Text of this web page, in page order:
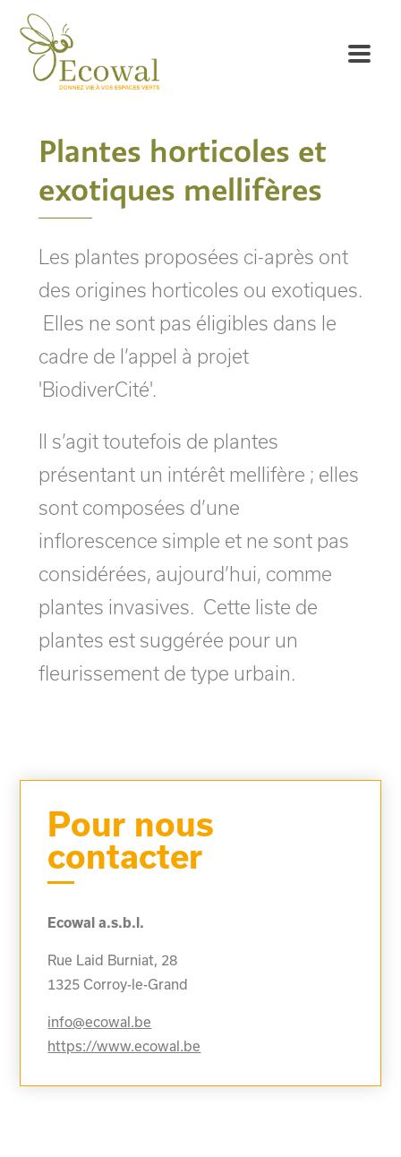
Plantes horticoles et
exotiques mellifères
Les plantes proposées ci-après ont
des origines horticoles ou exotiques.
Elles ne sont pas éligibles dans le
cadre de l’appel à projet
'BiodiverCité'.
Il s’agit toutefois de plantes
présentant un intérêt mellifère ; elles
sont composées d’une
inflorescence simple et ne sont pas
considérées, aujourd’hui, comme
plantes invasives. Cette liste de
plantes est suggérée pour un
fleurissement de type urbain.
Pour nous
contacter
Ecowal a.s.b.l.
Rue Laid Burniat, 28
1325 Corroy-le-Grand
info@ecowal.be
https://www.ecowal.be